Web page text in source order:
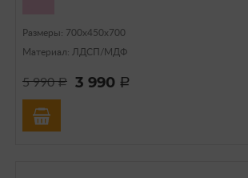
Размеры: 700х450х700
Материал: ЛДСП/МДФ
5 990a 3 990 a